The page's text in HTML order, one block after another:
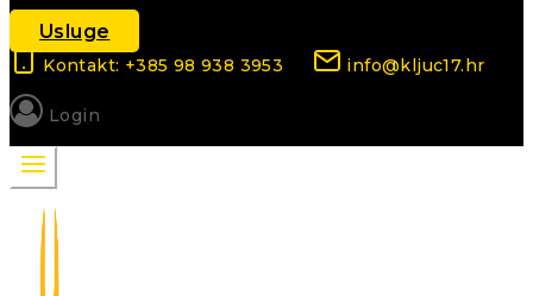
Usluge
Kontakt: +385 98 938 3953 info@kljuc17.hr
Login